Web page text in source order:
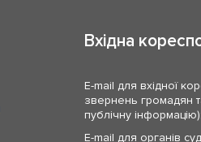
Вхідна
E-mail для вхідної
звернень громадян
публічну інформацію):
E-mail для органів